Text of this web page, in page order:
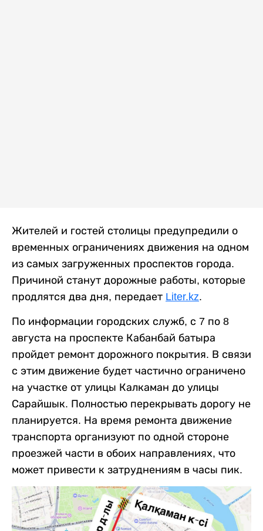
Жителей и гостей столицы предупредили о
временных ограничениях движения на одном
из самых загруженных проспектов города.
Причиной станут дорожные работы, которые
продлятся два дня, передает Liter.kz.
По информации городских служб, с 7 по 8
августа на проспекте Кабанбай батыра
пройдет ремонт дорожного покрытия. В связи
с этим движение будет частично ограничено
на участке от улицы Калкаман до улицы
Сарайшык. Полностью перекрывать дорогу не
планируется. На время ремонта движение
транспорта организуют по одной стороне
проезжей части в обоих направлениях, что
может привести к затруднениям в часы пик.